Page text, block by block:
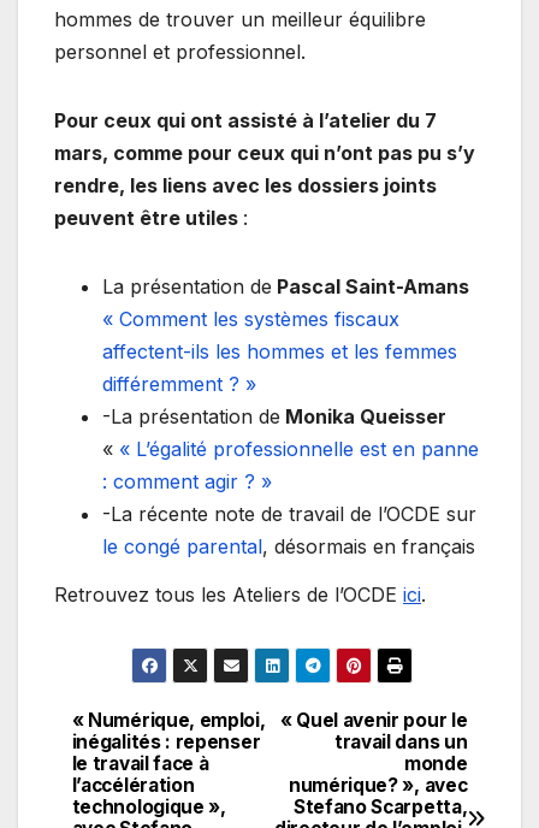
hommes de trouver un meilleur équilibre
personnel et professionnel.
Pour ceux qui ont assisté à l’atelier du 7
mars, comme pour ceux qui n’ont pas pu s’y
rendre, les liens avec les dossiers joints
peuvent être utiles :
La présentation de Pascal Saint-Amans
« Comment les systèmes fiscaux
affectent-ils les hommes et les femmes
différemment ? »
-La présentation de Monika Queisser
« « L’égalité professionnelle est en panne
: comment agir ? »
-La récente note de travail de l’OCDE sur
le congé parental, désormais en français
Retrouvez tous les Ateliers de l’OCDE ici.
Navigation
de
« Quel avenir pour le
travail dans un
monde
numérique? », avec
Stefano Scarpetta,
« Numérique, emploi,
inégalités : repenser
le travail face à
l’accélération
technologique »,